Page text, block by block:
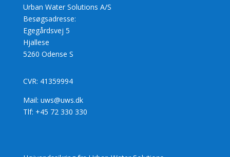
Urban Water Solutions A/S
Besøgsadresse:
Egegårdsvej 5
Hjallese
5260 Odense S
CVR: 41359994
Mail: uws@uws.dk
Tlf: +45 72 330 330